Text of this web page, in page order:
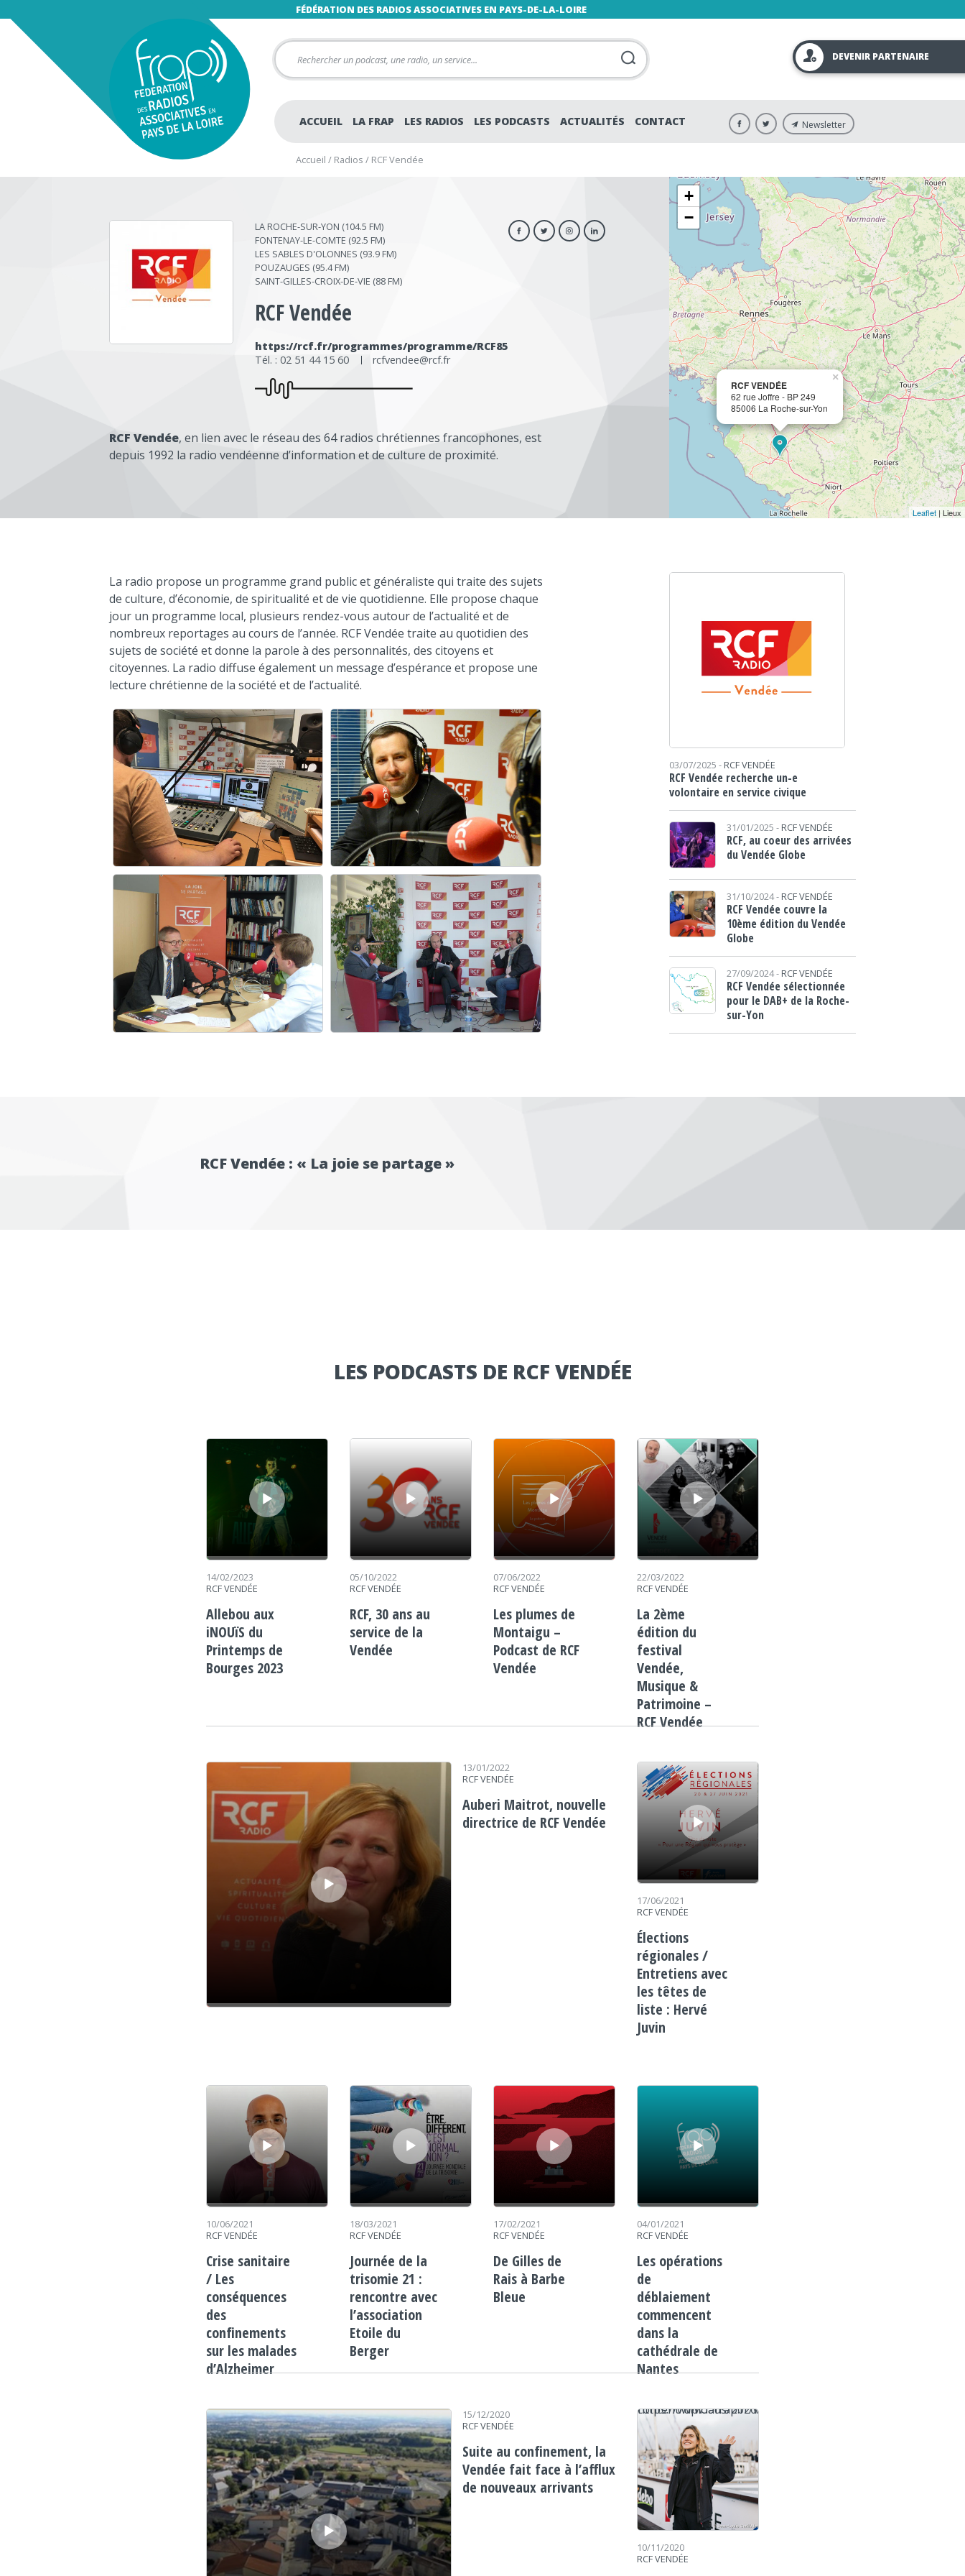
FÉDÉRATION DES RADIOS ASSOCIATIVES EN PAYS-DE-LA-LOIRE
DEVENIR PARTENAIRE
ACCUEIL LA FRAP LES RADIOS LES PODCASTS ACTUALITÉS CONTACT Newsletter
Accueil / Radios / RCF Vendée
‣
LA ROCHE-SUR-YON (104.5 FM)
FONTENAY-LE-COMTE (92.5 FM)
LES SABLES D'OLONNES (93.9 FM)
POUZAUGES (95.4 FM)
SAINT-GILLES-CROIX-DE-VIE (88 FM)
RCF Vendée
https://rcf.fr/programmes/programme/RCF85
Tél. : 02 51 44 15 60
rcfvendee@rcf.fr
RCF Vendée, en lien avec le réseau des 64 radios chrétiennes francophones, est
depuis 1992 la radio vendéenne d’information et de culture de proximité.
RCF VENDÉE
62 rue Joffre - BP 249
85006 La Roche-sur-Yon
×
+
−
Leaflet | Lieux
La radio propose un programme grand public et généraliste qui traite des sujets
de culture, d’économie, de spiritualité et de vie quotidienne. Elle propose chaque
jour un programme local, plusieurs rendez-vous autour de l’actualité et de
nombreux reportages au cours de l’année. RCF Vendée traite au quotidien des
sujets de société et donne la parole à des personnalités, des citoyens et
citoyennes. La radio diffuse également un message d’espérance et propose une
lecture chrétienne de la société et de l’actualité.
RCF Vendée : « La joie se partage »
03/07/2025 - RCF VENDÉE
RCF Vendée recherche un-e
volontaire en service civique
31/01/2025 - RCF VENDÉE
RCF, au coeur des arrivées
du Vendée Globe
31/10/2024 - RCF VENDÉE
RCF Vendée couvre la
10ème édition du Vendée
Globe
27/09/2024 - RCF VENDÉE
RCF Vendée sélectionnée
pour le DAB+ de la Roche-
sur-Yon
LES PODCASTS DE RCF VENDÉE
Lecteur audio
14/02/2023
RCF VENDÉE
Allebou aux
iNOUïS du
Printemps de
Bourges 2023
Lecteur audio
05/10/2022
RCF VENDÉE
RCF, 30 ans au
service de la
Vendée
Lecteur audio
07/06/2022
RCF VENDÉE
Les plumes de
Montaigu –
Podcast de RCF
Vendée
Lecteur audio
22/03/2022
RCF VENDÉE
La 2ème
édition du
festival
Vendée,
Musique &
Patrimoine –
RCF Vendée
Lecteur audio
13/01/2022
RCF VENDÉE
Auberi Maitrot, nouvelle
directrice de RCF Vendée
Lecteur audio
17/06/2021
RCF VENDÉE
Élections
régionales /
Entretiens avec
les têtes de
liste : Hervé
Juvin
Lecteur audio
10/06/2021
RCF VENDÉE
Crise sanitaire
/ Les
conséquences
des
confinements
sur les malades
d’Alzheimer
Lecteur audio
18/03/2021
RCF VENDÉE
Journée de la
trisomie 21 :
rencontre avec
l’association
Etoile du
Berger
Lecteur audio
17/02/2021
RCF VENDÉE
De Gilles de
Rais à Barbe
Bleue
Lecteur audio
04/01/2021
RCF VENDÉE
Les opérations
de
déblaiement
commencent
dans la
cathédrale de
Nantes
Lecteur audio
15/12/2020
RCF VENDÉE
Suite au confinement, la
Vendée fait face à l’afflux
de nouveaux arrivants
https://www.lafrap.fr/wp-content/uploads/2020/11/crémer.jpg
10/11/2020
RCF VENDÉE